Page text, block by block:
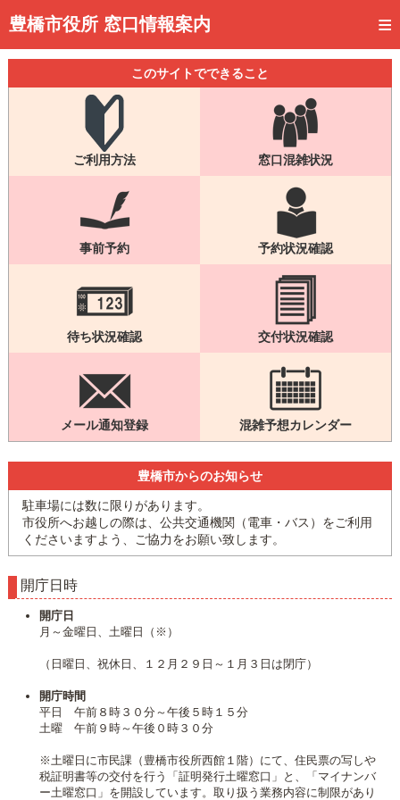
豊橋市役所 窓口情報案内
トップページ
ご利用方法
予約状況確認
窓口混雑状況
待ち状況確認
交付状況確認
混雑予想カレンダー
このサイトでできること
ご利用方法 窓口混雑状況
事前予約 予約状況確認
待ち状況確認 交付状況確認
メール通知登録 混雑予想カレンダー
豊橋市からのお知らせ
駐車場には数に限りがあります。
市役所へお越しの際は、公共交通機関（電車・バス）をご利用
くださいますよう、ご協力をお願い致します。
開庁日時
開庁日
月～金曜日、土曜日（※）
（日曜日、祝休日、１２月２９日～１月３日は閉庁）
開庁時間
平日 午前８時３０分～午後５時１５分
土曜 午前９時～午後０時３０分
※土曜日に市民課（豊橋市役所西館１階）にて、住民票の写しや
税証明書等の交付を行う「証明発行土曜窓口」と、「マイナンバ
ー土曜窓口」を開設しています。取り扱う業務内容に制限があり